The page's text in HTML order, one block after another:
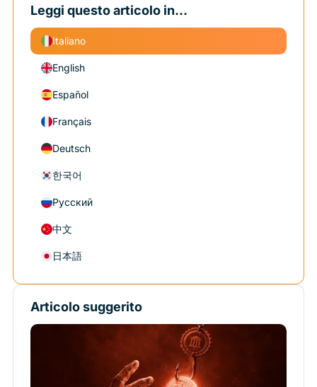
Leggi questo articolo in...
Italiano
English
Español
Français
Deutsch
한국어
Русский
中文
日本語
Articolo suggerito